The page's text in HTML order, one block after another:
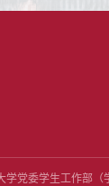
党委学生工作部（